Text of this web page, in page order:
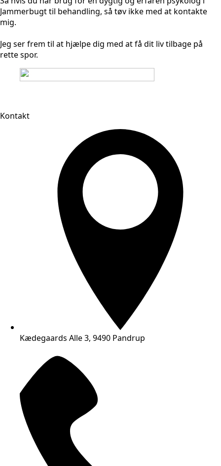
Jammerbugt til behandling, så tøv ikke med at kontakte
mig.
Jeg ser frem til at hjælpe dig med at få dit liv tilbage på
rette spor.
Kontakt
Kædegaards Alle 3, 9490 Pandrup